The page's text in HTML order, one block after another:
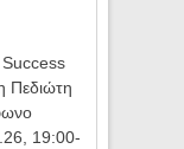
Πεδιώτη
19:00-